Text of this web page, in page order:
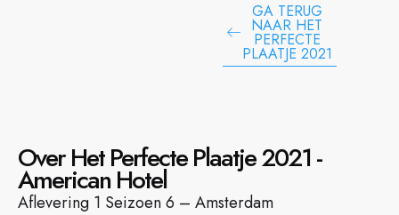
GA TERUG
NAAR HET
PERFECTE
PLAATJE 2021
Over Het Perfecte Plaatje 2021 -
American Hotel
Aflevering 1 Seizoen 6 – Amsterdam